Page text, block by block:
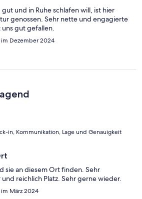
und in Ruhe schlafen will, ist hier
genossen. Sehr nette und engagierte
gut gefallen.
Dezember 2024
in, Kommunikation, Lage und Genauigkeit
sie an diesem Ort finden. Sehr
reichlich Platz. Sehr gerne wieder.
März 2024